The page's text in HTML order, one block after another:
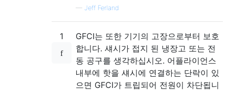
— Jeff Ferland
1
GFCI는 또한 기기의 고장으로부터 보호
합니다. 섀시가 접지 된 냉장고 또는 전
동 공구를 생각하십시오. 어플라이언스
내부에 핫을 섀시에 연결하는 단락이 있
으면 GFCI가 트립되어 전원이 차단됩니